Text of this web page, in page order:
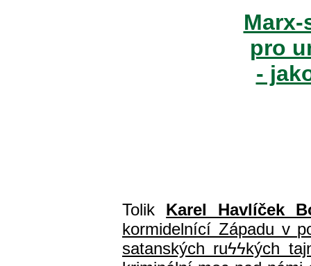
pro
-
Tolik Karel Havlíček
kormidelnící Západu v
satanských ruϟϟkých